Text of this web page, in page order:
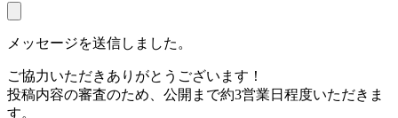
メッセージを送信しました。
ご協力いただきありがとうございます！
投稿内容の審査のため、公開まで約3営業日程度いただきま
す。